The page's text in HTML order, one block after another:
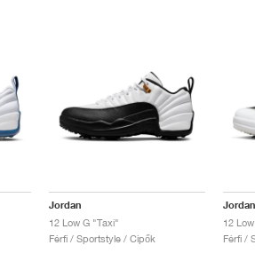
Jordan
12 Low G "Taxi"
Férfi / Sportstyle / Cipők
Jordan
12
Férfi /